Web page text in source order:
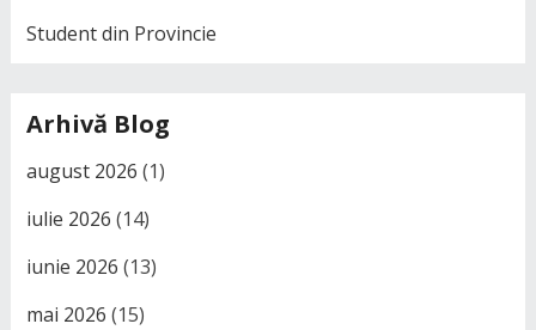
Student din Provincie
Arhivă Blog
august 2026 (1)
iulie 2026 (14)
iunie 2026 (13)
mai 2026 (15)